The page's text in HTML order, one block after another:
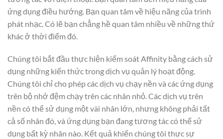
ứng dụng điều hướng. Bạn quan tâm về hiệu năng của trình
phát nhạc. Có lẽ bạn chẳng hề quan tâm nhiều về những thứ
khác ở thời điểm đó.
Chúng tôi bắt đầu thực hiện kiểm soát Affinity bằng cách sử
dụng những kiến thức trong dịch vụ quản lý hoạt động.
Chúng tôi chỉ cho phép các dịch vụ chạy nền và các ứng dụng
trên bộ nhớ đệm chạy trên các nhân nhỏ. Các dịch vụ trên
nền có thể sử dụng một vài nhân lớn, nhưng không phải tất
cả số nhân đó, và ứng dụng bạn đang tương tác có thể sử
dụng bất kỳ nhân nào. Kết quả khiến chúng tôi thực sự